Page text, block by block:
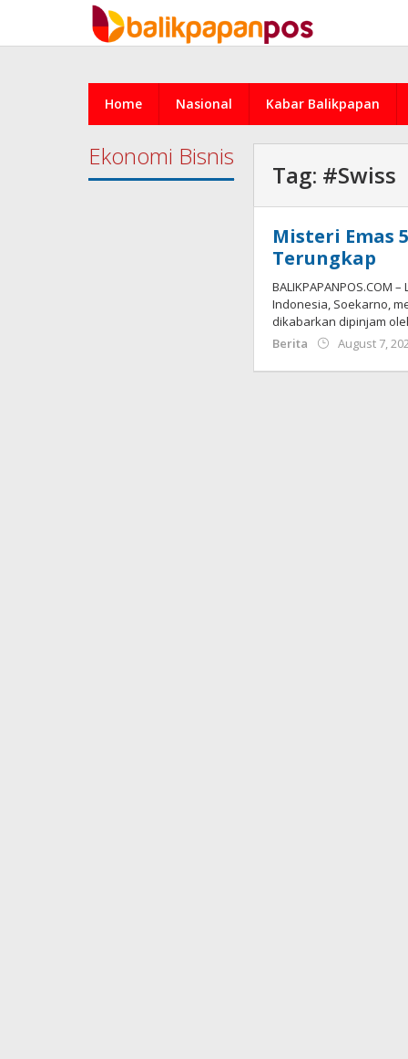
content
Home Nasional Kabar Balikpapan
Ekonomi Bisnis
Tag: #Swiss
Misteri Emas
Terungkap
Indonesia, Soekarno,
dikabarkan dipinjam
Berita
August 7,